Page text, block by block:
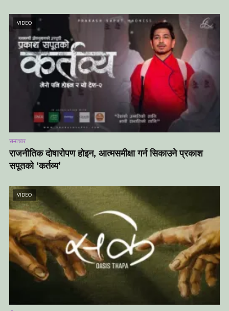
VIDEO
समाचार
राजनीतिक दोषारोपण होइन, आत्मसमीक्षा गर्न सिकाउने प्रकाश
सपूतको ‘कर्तव्य’
VIDEO